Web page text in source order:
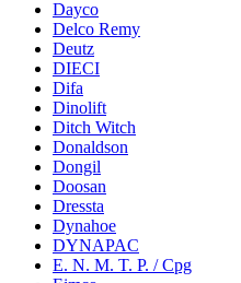
Dayco
Delco Remy
Deutz
DIECI
Difa
Dinolift
Ditch Witch
Donaldson
Dongil
Doosan
Dressta
Dynahoe
DYNAPAC
E. N. M. T. P. / Cpg